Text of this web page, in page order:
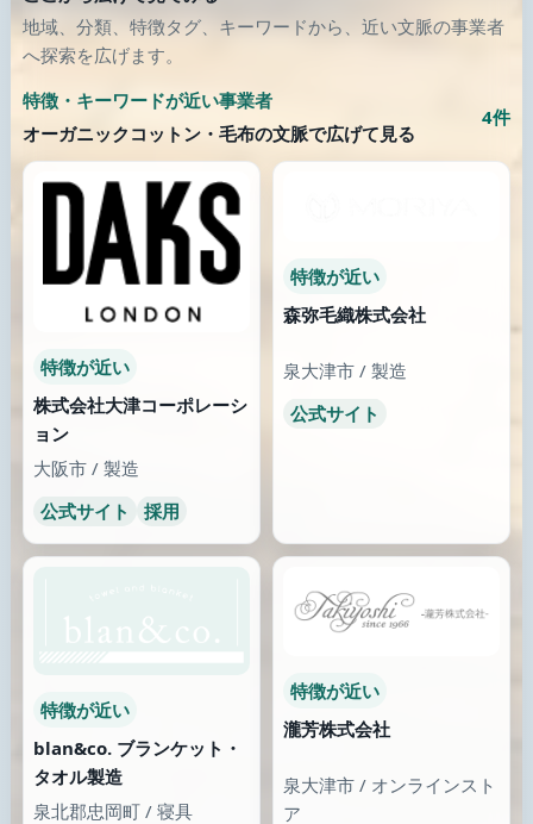
ここから街を歩く
大阪府 / 泉大津市 / オンラインストア
助産所
ＡＬＡＢＯ助...
大阪府 / 大阪市生野区
公式サイト
歯科診療所
まだ知らない場所へ
類似が少なくなったら、画像のある別の場所へ歩き続けます。
訪問看護・リハビリステー
ション手と手